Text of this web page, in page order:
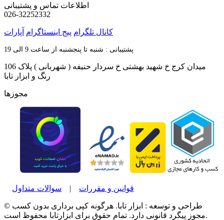
اطلاعات تماس و پشتیبانی
026-32252332
کانال تلگرام پیج اینستاگرام آپارات
پشتیبانی : شنبه تا پنجشنبه از ساعت 9 الی 19
میدان کرج خ شهید بهشتی خ سردار حنیفه ( شهربانی ) پلاک 106
رنگ و ابزار تابا
مجوزها
قوانین و مقررات | سوالات متداول
© طراحی و توسعه : ابزار تابا. هرگونه کپی برداری بدون کسب
مجوز پیگرد قانونی دارد. تمام حقوق برای ابزارتابا محفوظ است.